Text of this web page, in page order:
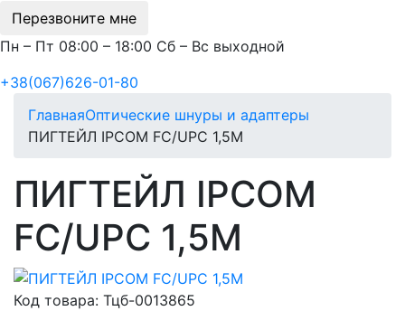
Перезвоните мне
Пн – Пт 08:00 – 18:00 Сб – Вс выходной
+38(067)626-01-80
ГлавнаяОптические шнуры и адаптеры
ПИГТЕЙЛ IPCOM FC/UPC 1,5М
ПИГТЕЙЛ IPCOM
FC/UPC 1,5М
Код товара: Тцб-0013865